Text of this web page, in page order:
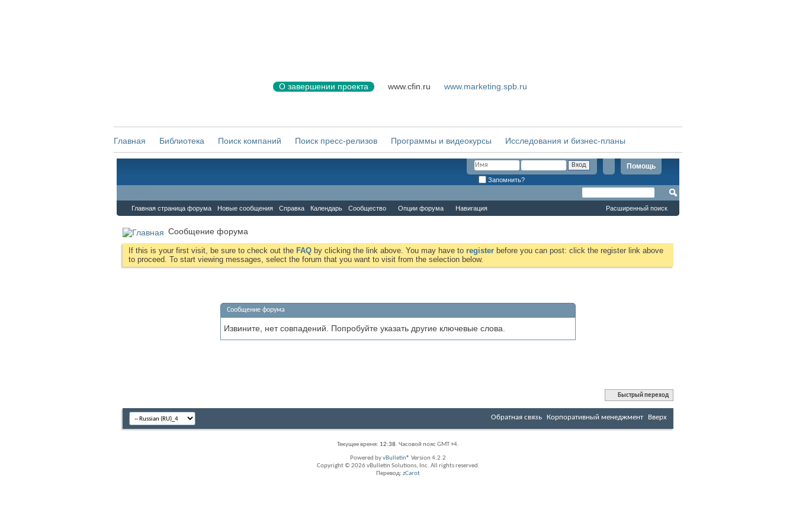
О завершении проекта www.cfin.ru www.marketing.spb.ru
Главная Библиотека Поиск компаний Поиск пресс-релизов Программы и видеокурсы Исследования и бизнес-планы
Помощь
Запомнить?
Главная страница форума Новые сообщения Справка Календарь Сообщество Опции форума Навигация Расширенный поиск
Сообщение форума
If this is your first visit, be sure to check out the FAQ by clicking the link above. You may have to register before you can post: click the register link above
to proceed. To start viewing messages, select the forum that you want to visit from the selection below.
Сообщение форума
Извините, нет совпадений. Попробуйте указать другие ключевые слова.
Быстрый переход
Обратная связь Корпоративный менеджмент Вверх
Текущее время: 12:38. Часовой пояс GMT +4.
Powered byvBulletin® Version 4.2.2
Copyright © 2026 vBulletin Solutions, Inc. All rights reserved.
Перевод: zCarot